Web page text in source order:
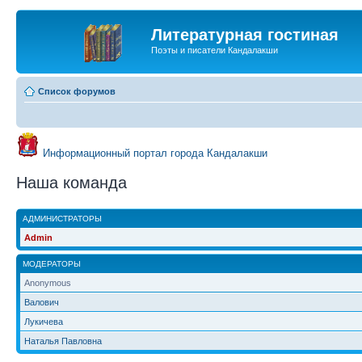
Литературная гостиная
Поэты и писатели Кандалакши
Список форумов
Информационный портал города Кандалакши
Наша команда
АДМИНИСТРАТОРЫ
Admin
МОДЕРАТОРЫ
Anonymous
Валович
Лукичева
Наталья Павловна